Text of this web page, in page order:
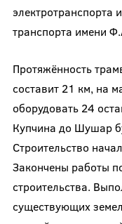
электротранспорта
транспорта имени
Протяжённость
составит 21 км, на
оборудовать 24
Купчина до Шушар
Строительство
Закончены работы
строительства.
существующих